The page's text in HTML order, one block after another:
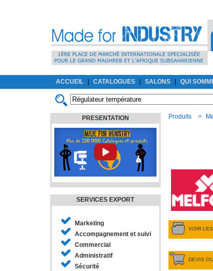
ACCUEIL CATALOGUES SALONS QUI
PRESENTATION
SERVICES EXPORT
Marketing
Accompagnement et suivi
Commercial
Administratif
Sécurité
Produits >
VOIR
DEVIS